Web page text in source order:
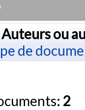
Auteurs ou
de
2